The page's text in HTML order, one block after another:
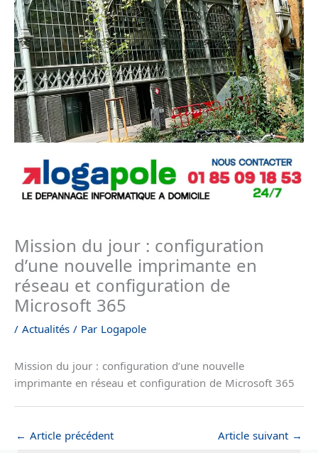
Mission du jour : configuration
d’une nouvelle imprimante en
réseau et configuration de
Microsoft 365
/ Actualités / Par Logapole
Mission du jour : configuration d’une nouvelle
imprimante en réseau et configuration de Microsoft 365
← Article précédent Article suivant →